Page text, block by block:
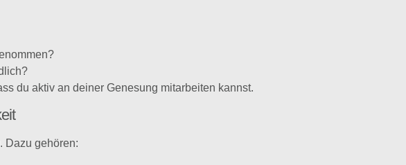
du aktiv an deiner Genesung mitarbeiten kannst.
Dazu gehören: